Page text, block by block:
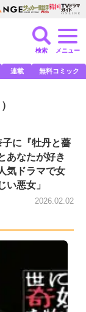
検索 メニュー
連載 無料コミック
子に『牡丹と薔
あなたが好き
気ドラマで女
い悪女」
2026.02.02